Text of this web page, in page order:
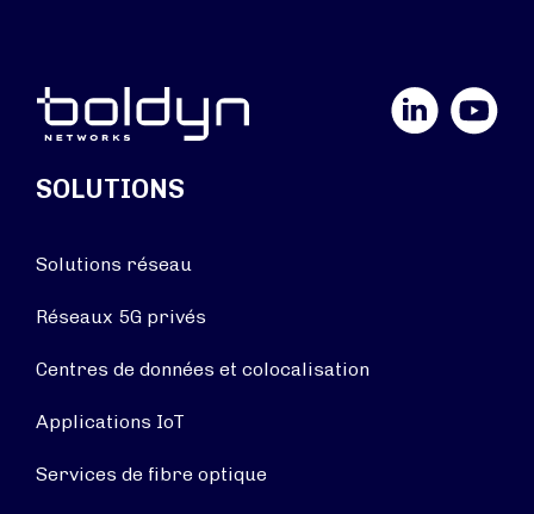
YouTube
SOLUTIONS
Solutions réseau
Réseaux 5G privés
Centres de données et colocalisation
Applications IoT
Services de fibre optique